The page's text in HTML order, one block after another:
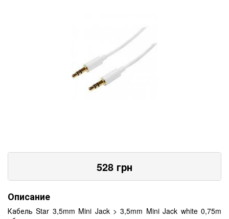
528 грн
Описание
Кабель Star 3,5mm Mini Jack > 3,5mm Mini Jack white 0,75m